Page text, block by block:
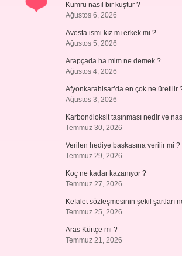
Kumru nasıl bir kuştur ?
Ağustos 6, 2026
Avesta ismi kız mı erkek mi ?
Ağustos 5, 2026
Arapçada ha mim ne demek ?
Ağustos 4, 2026
Afyonkarahisar’da en çok ne üretilir
Ağustos 3, 2026
Karbondioksit taşınması nedir ve
Temmuz 30, 2026
Verilen hediye başkasına verilir mi ?
Temmuz 29, 2026
Koç ne kadar kazanıyor ?
Temmuz 27, 2026
Kefalet sözleşmesinin şekil şartları
Temmuz 25, 2026
Aras Kürtçe mi ?
Temmuz 21, 2026